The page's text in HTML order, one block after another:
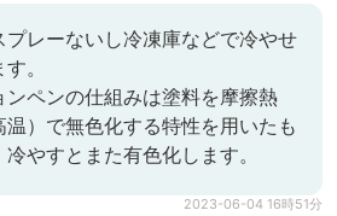
プレーないし冷凍庫などで冷やせ
。
ンペンの仕組みは塗料を摩擦熱
温）で無色化する特性を用いたも
やすとまた有色化します。
2023-06-04 16時51分